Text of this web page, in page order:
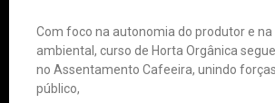
Com foco na autonomia do produtor e
ambiental, curso de Horta Orgânica
no Assentamento Cafeeira, unindo
público,